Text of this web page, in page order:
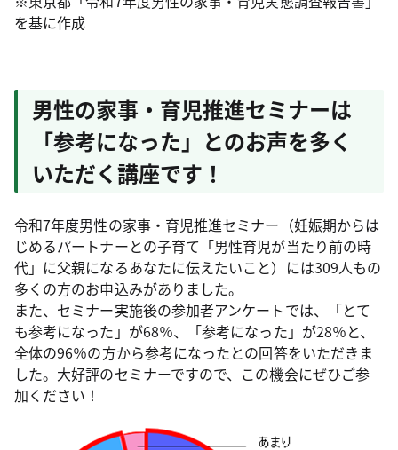
を基に作成
男性の家事・育児推進セミナーは
「参考になった」とのお声を多く
いただく講座です！
令和7年度男性の家事・育児推進セミナー（妊娠期からは
じめるパートナーとの子育て「男性育児が当たり前の時
代」に父親になるあなたに伝えたいこと）には309人もの
多くの方のお申込みがありました。
また、セミナー実施後の参加者アンケートでは、「とて
も参考になった」が68％、「参考になった」が28％と、
全体の96％の方から参考になったとの回答をいただきま
した。大好評のセミナーですので、この機会にぜひご参
加ください！